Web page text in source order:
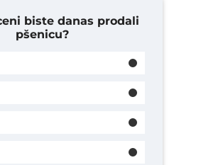
biste danas prodali
pšenicu?